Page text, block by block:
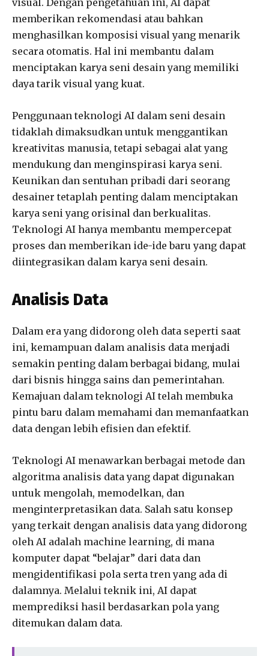
memberikan rekomendasi atau bahkan
menghasilkan komposisi visual yang menarik
secara otomatis. Hal ini membantu dalam
menciptakan karya seni desain yang memiliki
daya tarik visual yang kuat.
Penggunaan teknologi AI dalam seni desain
tidaklah dimaksudkan untuk menggantikan
kreativitas manusia, tetapi sebagai alat yang
mendukung dan menginspirasi karya seni.
Keunikan dan sentuhan pribadi dari seorang
desainer tetaplah penting dalam menciptakan
karya seni yang orisinal dan berkualitas.
Teknologi AI hanya membantu mempercepat
proses dan memberikan ide-ide baru yang dapat
diintegrasikan dalam karya seni desain.
Analisis Data
Dalam era yang didorong oleh data seperti saat
ini, kemampuan dalam analisis data menjadi
semakin penting dalam berbagai bidang, mulai
dari bisnis hingga sains dan pemerintahan.
Kemajuan dalam teknologi AI telah membuka
pintu baru dalam memahami dan memanfaatkan
data dengan lebih efisien dan efektif.
Teknologi AI menawarkan berbagai metode dan
algoritma analisis data yang dapat digunakan
untuk mengolah, memodelkan, dan
menginterpretasikan data. Salah satu konsep
yang terkait dengan analisis data yang didorong
oleh AI adalah machine learning, di mana
komputer dapat “belajar” dari data dan
mengidentifikasi pola serta tren yang ada di
dalamnya. Melalui teknik ini, AI dapat
memprediksi hasil berdasarkan pola yang
ditemukan dalam data.